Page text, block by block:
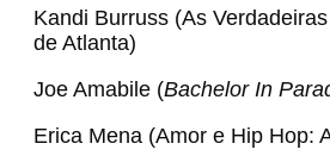
Kandi Burruss (As
de Atlanta)
Joe Amabile (Bachelor In
Erica Mena (Amor e Hip Hop: